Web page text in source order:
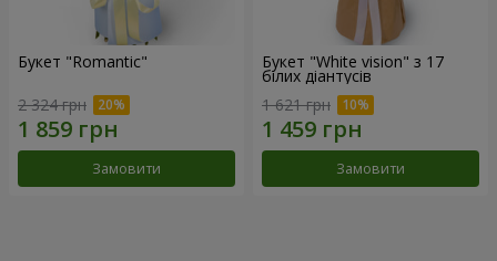
Букет "Romantic"
2 324 грн
Замовити
Букет "White vision" з 17
білих діантусів
1 621 грн
Замовити